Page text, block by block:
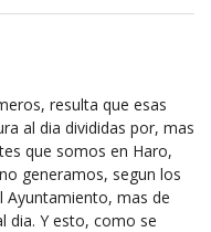
resulta que esas
al dia divididas por, mas
que somos en Haro,
generamos, segun los
Ayuntamiento, mas de
dia. Y esto, como se